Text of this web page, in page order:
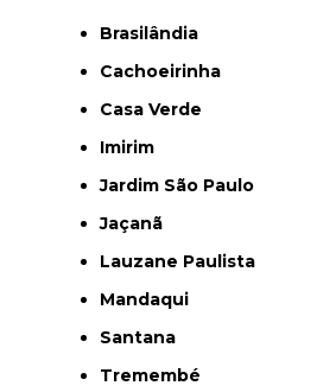
Brasilândia
Cachoeirinha
Casa Verde
Imirim
Jardim São Paulo
Jaçanã
Lauzane Paulista
Mandaqui
Santana
Tremembé